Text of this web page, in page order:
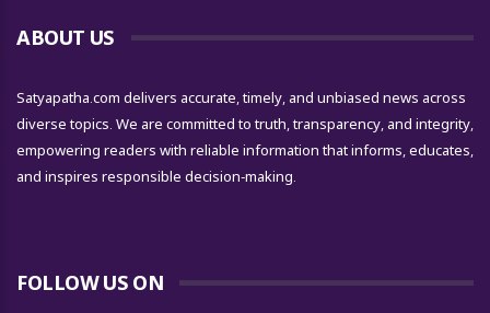
ABOUT US
Satyapatha.com delivers accurate, timely, and unbiased news across
diverse topics. We are committed to truth, transparency, and integrity,
empowering readers with reliable information that informs, educates,
and inspires responsible decision-making.
FOLLOW US ON